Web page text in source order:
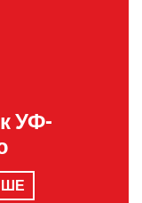
УФ-